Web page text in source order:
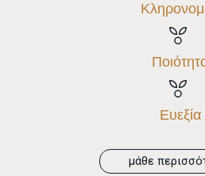
Ευεξία
μάθε